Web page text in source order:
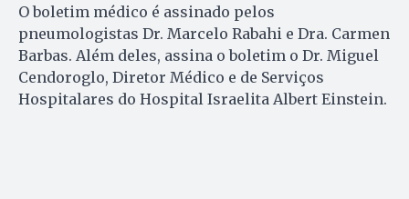
O boletim médico é assinado pelos
pneumologistas Dr. Marcelo Rabahi e Dra. Carmen
Barbas. Além deles, assina o boletim o Dr. Miguel
Cendoroglo, Diretor Médico e de Serviços
Hospitalares do Hospital Israelita Albert Einstein.